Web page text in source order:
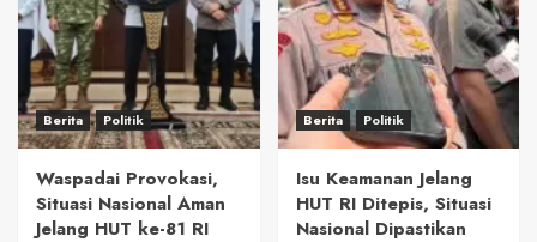
Berita Politik
Waspadai Provokasi,
Situasi Nasional Aman
Jelang HUT ke-81 RI
Berita Politik
Isu Keamanan Jelang
HUT RI Ditepis, Situasi
Nasional Dipastikan